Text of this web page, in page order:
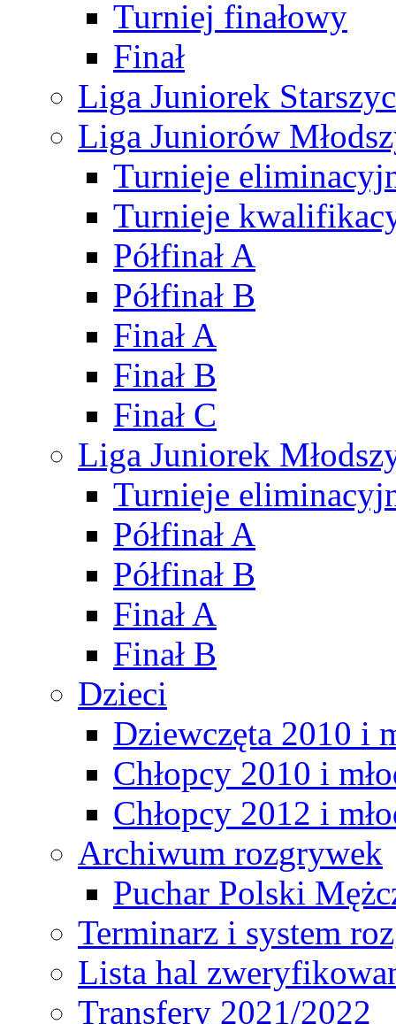
Turniej finałowy
Finał
Liga Juniorek
Liga Juniorów
Turnieje
Turnieje
Półfinał A
Półfinał B
Finał A
Finał B
Finał C
Liga Juniorek
Turnieje
Półfinał A
Półfinał B
Finał A
Finał B
Dzieci
Dziewczęta 2010 i
Chłopcy 2010 i
Chłopcy 2012 i
Archiwum rozgrywek
Puchar Polski
Terminarz i system
Lista hal
Transfery 2021/2022